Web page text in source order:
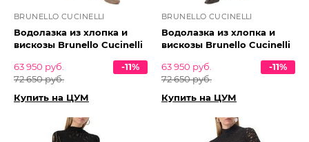
BRUNELLO CUCINELLI
Водолазка из хлопка и
вискозы Brunello Cucinelli
63 950 руб.
72 650 руб.
-11%
Купить на ЦУМ
BRUNELLO CUCINELLI
Водолазка из хлопка и
вискозы Brunello Cucinelli
63 950 руб.
72 650 руб.
-11%
Купить на ЦУМ